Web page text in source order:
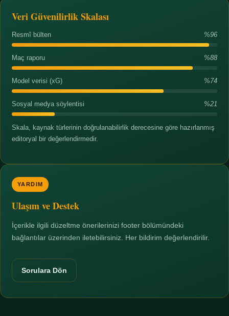
Veri Güvenilirlik Skalası
Resmî bülten %96
Maç raporu %88
Model verisi (xG) %74
Sosyal medya söylentisi %21
Skala, kaynak türlerinin doğrulanabilirlik derecesine göre hazırlanmış
editoryal bir değerlendirmedir.
YARDIM
Ulaşım ve Destek
İçerikle ilgili düzeltme önerilerinizi footer bölümündeki
bağlantılar üzerinden iletebilirsiniz. Her bildirim değerlendirilir.
Sorulara Dön